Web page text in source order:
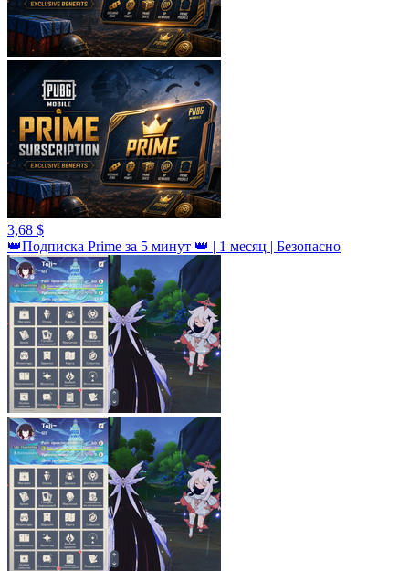
3,68 $
👑Подписка Prime за 5 минут 👑 | 1 месяц | Безопасно